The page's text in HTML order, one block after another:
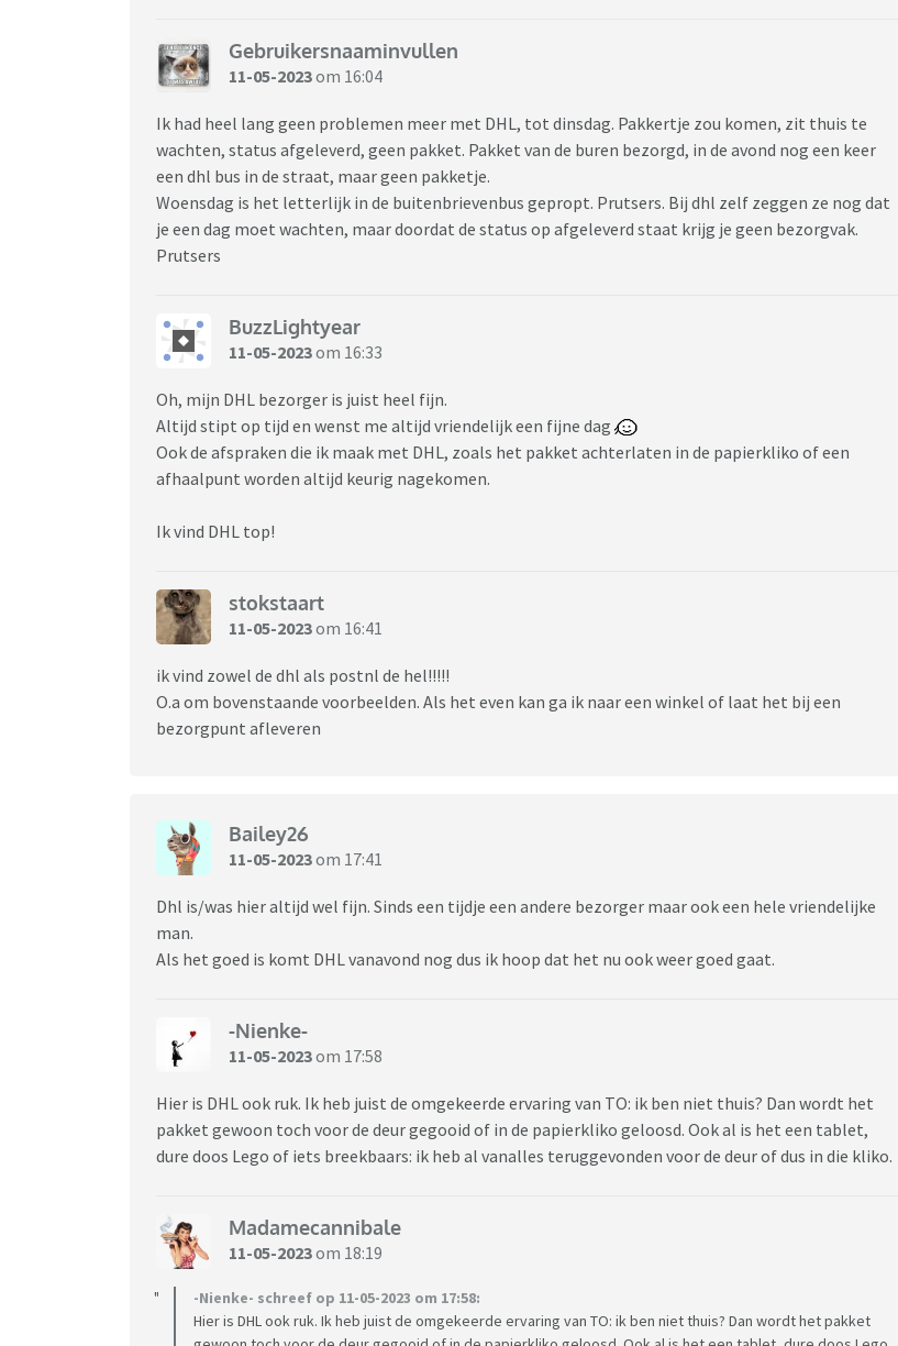
Gebruikersnaaminvullen
11-05-2023om 16:04
Ik had heel lang geen problemen meer met DHL, tot dinsdag. Pakkertje zou komen, zit thuis te
wachten, status afgeleverd, geen pakket. Pakket van de buren bezorgd, in de avond nog een keer
een dhl bus in de straat, maar geen pakketje.
Woensdag is het letterlijk in de buitenbrievenbus gepropt. Prutsers. Bij dhl zelf zeggen ze nog dat
je een dag moet wachten, maar doordat de status op afgeleverd staat krijg je geen bezorgvak.
Prutsers
BuzzLightyear
11-05-2023om 16:33
Oh, mijn DHL bezorger is juist heel fijn.
Altijd stipt op tijd en wenst me altijd vriendelijk een fijne dag
Ook de afspraken die ik maak met DHL, zoals het pakket achterlaten in de papierkliko of een
afhaalpunt worden altijd keurig nagekomen.
Ik vind DHL top!
stokstaart
11-05-2023om 16:41
ik vind zowel de dhl als postnl de hel!!!!!
O.a om bovenstaande voorbeelden. Als het even kan ga ik naar een winkel of laat het bij een
bezorgpunt afleveren
Bailey26
11-05-2023om 17:41
Dhl is/was hier altijd wel fijn. Sinds een tijdje een andere bezorger maar ook een hele vriendelijke
man.
Als het goed is komt DHL vanavond nog dus ik hoop dat het nu ook weer goed gaat.
-Nienke-
11-05-2023om 17:58
Hier is DHL ook ruk. Ik heb juist de omgekeerde ervaring van TO: ik ben niet thuis? Dan wordt het
pakket gewoon toch voor de deur gegooid of in de papierkliko geloosd. Ook al is het een tablet,
dure doos Lego of iets breekbaars: ik heb al vanalles teruggevonden voor de deur of dus in die kliko.
Madamecannibale
11-05-2023om 18:19
-Nienke- schreef op 11-05-2023 om 17:58:
Hier is DHL ook ruk. Ik heb juist de omgekeerde ervaring van TO: ik ben niet thuis? Dan wordt het pakket